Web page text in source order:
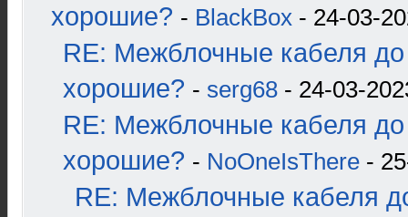
хорошие? - BlackBox - 24-03-
RE: Межблочные кабеля до
хорошие? - serg68 - 24-03-
RE: Межблочные кабеля до
хорошие? - NoOneIsThere -
RE: Межблочные кабеля